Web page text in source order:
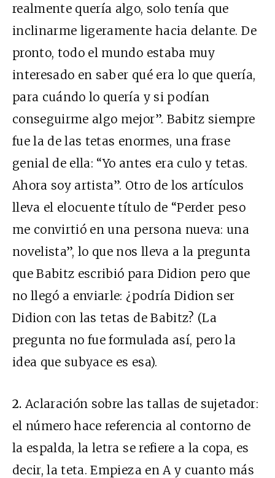
realmente quería algo, solo tenía que
inclinarme ligeramente hacia delante. De
pronto, todo el mundo estaba muy
interesado en saber qué era lo que quería,
para cuándo lo quería y si podían
conseguirme algo mejor”. Babitz siempre
fue la de las tetas enormes, una frase
genial de ella: “Yo antes era culo y tetas.
Ahora soy artista”. Otro de los artículos
lleva el elocuente título de “Perder peso
me convirtió en una persona nueva: una
novelista”, lo que nos lleva a la pregunta
que Babitz escribió para Didion pero que
no llegó a enviarle: ¿podría Didion ser
Didion con las tetas de Babitz? (La
pregunta no fue formulada así, pero la
idea que subyace es esa).
2. Aclaración sobre las tallas de sujetador:
el número hace referencia al contorno de
la espalda, la letra se refiere a la copa, es
decir, la teta. Empieza en A y cuanto más